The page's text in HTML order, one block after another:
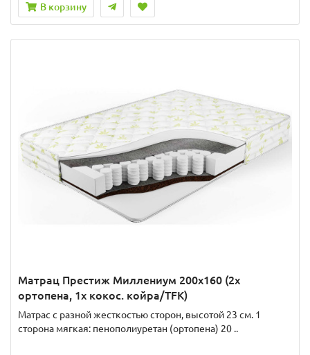
В корзину
Матрац Престиж Миллениум 200x160 (2x
ортопена, 1x кокос. койра/TFK)
Матрас с разной жесткостью сторон, высотой 23 см. 1
сторона мягкая: пенополиуретан (ортопена) 20 ..